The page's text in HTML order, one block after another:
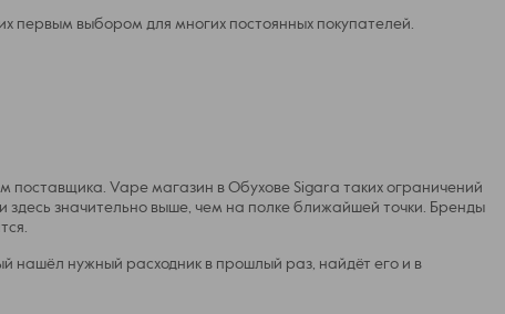
первым выбором для многих постоянных покупателей.
Vape магазин в Обухове Sigara таких ограничений
здесь значительно выше, чем на полке ближайшей точки. Бренды
нашёл нужный расходник в прошлый раз, найдёт его и в